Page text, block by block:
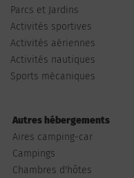
Parcs et Jardins
Activités sportives
Activités aériennes
Activités nautiques
Sports mécaniques
Autres hébergements
Aires camping-car
Campings
Chambres d'hôtes